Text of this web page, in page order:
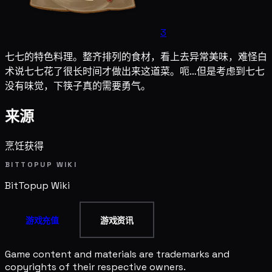
3
七七的特色料理。整齐排列的食材，看上去异常美味，难怪白
术说七七花了很长时间才做出来这道菜。呃…但是考虑到七七
没有味觉，下筷子真的需要勇气。
来源
烹饪获得
BITTOPUP WIKI
BitTopup Wiki
游戏充值 游戏资讯
Game content and materials are trademarks and
copyrights of their respective owners.